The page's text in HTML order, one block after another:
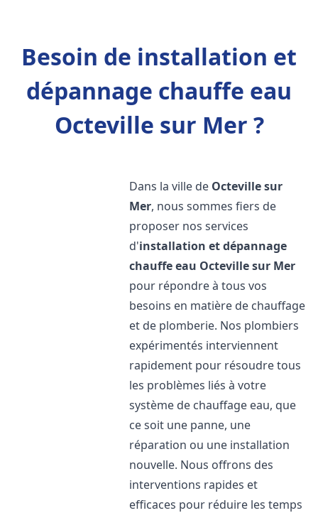
Besoin de installation et
dépannage chauffe eau
Octeville sur Mer ?
Dans la ville de Octeville sur
Mer, nous sommes fiers de
proposer nos services
d'installation et dépannage
chauffe eau Octeville sur Mer
pour répondre à tous vos
besoins en matière de chauffage
et de plomberie. Nos plombiers
expérimentés interviennent
rapidement pour résoudre tous
les problèmes liés à votre
système de chauffage eau, que
ce soit une panne, une
réparation ou une installation
nouvelle. Nous offrons des
interventions rapides et
efficaces pour réduire les temps